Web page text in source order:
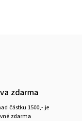
zdarma
částku 1500,- je
zdarma